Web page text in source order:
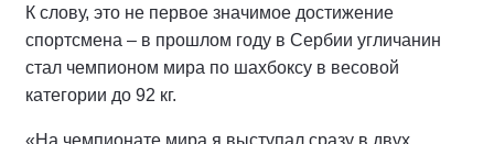
К слову, это не первое значимое достижение
спортсмена – в прошлом году в Сербии угличанин
стал чемпионом мира по шахбоксу в весовой
категории до 92 кг.
«На чемпионате мира я выступал сразу в двух